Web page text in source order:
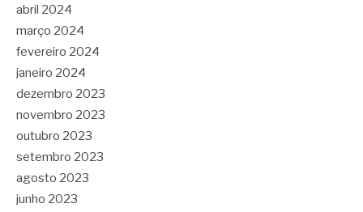
abril 2024
março 2024
fevereiro 2024
janeiro 2024
dezembro 2023
novembro 2023
outubro 2023
setembro 2023
agosto 2023
junho 2023